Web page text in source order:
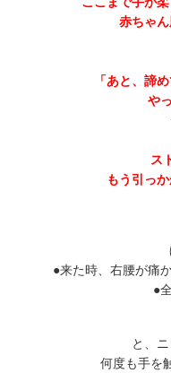
赤ちゃ
「あと、諦
や
ス
もう引っ
●来た時、右腰が痛
●
と、
何度も手を